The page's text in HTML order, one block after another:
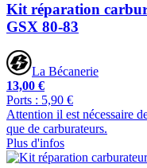
Kit réparation
GSX 80-83
La Bécanerie
13,00 €
Ports : 5,90 €
Attention il est nécessaire
que de carburateurs.
Plus d'infos